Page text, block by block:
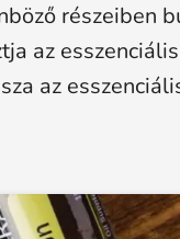
részeiben
az
az